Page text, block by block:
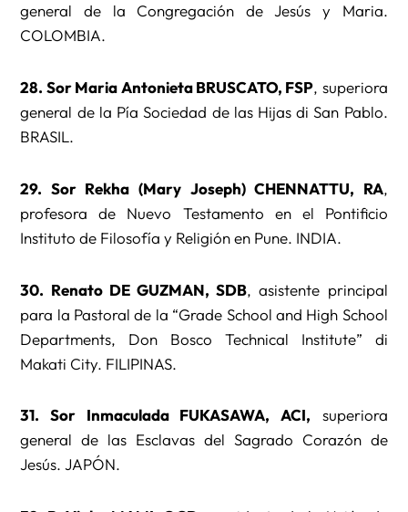
general de la Congregación de Jesús y Maria.
COLOMBIA.
28. Sor Maria Antonieta BRUSCATO, FSP, superiora
general de la Pía Sociedad de las Hijas di San Pablo.
BRASIL.
29. Sor Rekha (Mary Joseph) CHENNATTU, RA,
profesora de Nuevo Testamento en el Pontificio
Instituto de Filosofía y Religión en Pune. INDIA.
30. Renato DE GUZMAN, SDB, asistente principal
para la Pastoral de la “Grade School and High School
Departments, Don Bosco Technical Institute” di
Makati City. FILIPINAS.
31. Sor Inmaculada FUKASAWA, ACI, superiora
general de las Esclavas del Sagrado Corazón de
Jesús. JAPÓN.